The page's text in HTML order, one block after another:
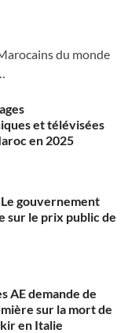
du monde
et télévisées
en 2025
gouvernement
sur le prix public de
AE demande de
sur la mort de
en Italie